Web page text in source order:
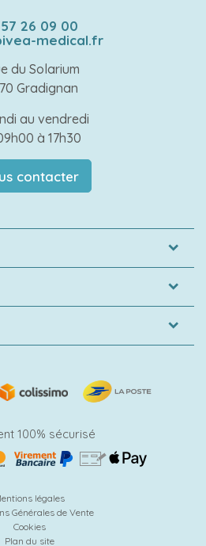
26 09 00
medical.fr
du Solarium
Gradignan
au vendredi
à 17h30
contacter
100% sécurisé
légales
Générales de Vente
Cookies
Plan du site